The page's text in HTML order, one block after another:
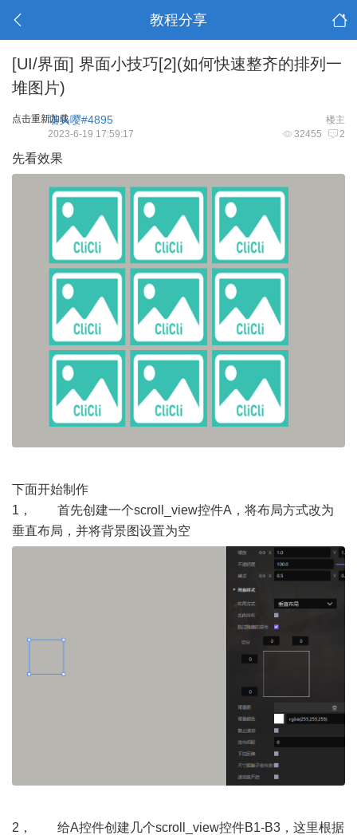
教程分享
[UI/界面] 界面小技巧[2](如何快速整齐的排列一
堆图片)
点击重新加载 楼主
喵头嘤#4895
32455 2
2023-6-19 17:59:17
先看效果
下面开始制作
1， 首先创建一个scroll_view控件A，将布局方式改为
垂直布局，并将背景图设置为空
2， 给A控件创建几个scroll_view控件B1-B3，这里根据